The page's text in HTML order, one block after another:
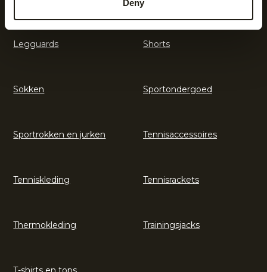
Deny
Legguards Shorts
Sokken Sportondergoed
Sportrokken en jurken Tennisaccessoires
Tenniskleding Tennisrackets
Thermokleding Trainingsjacks